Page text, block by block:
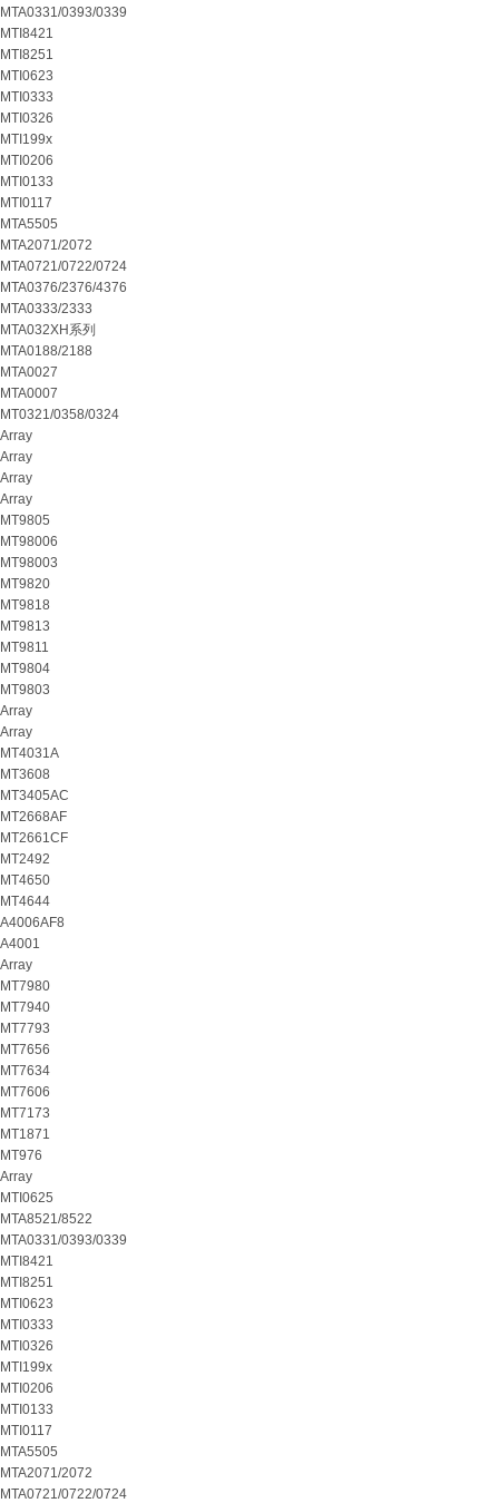
MTA0331/0393/0339
MTI8421
MTI8251
MTI0623
MTI0333
MTI0326
MTI199x
MTI0206
MTI0133
MTI0117
MTA5505
MTA2071/2072
MTA0721/0722/0724
MTA0376/2376/4376
MTA0333/2333
MTA032XH系列
MTA0188/2188
MTA0027
MTA0007
MT0321/0358/0324
Array
Array
Array
Array
MT9805
MT98006
MT98003
MT9820
MT9818
MT9813
MT9811
MT9804
MT9803
Array
Array
MT4031A
MT3608
MT3405AC
MT2668AF
MT2661CF
MT2492
MT4650
MT4644
A4006AF8
A4001
Array
MT7980
MT7940
MT7793
MT7656
MT7634
MT7606
MT7173
MT1871
MT976
Array
MTI0625
MTA8521/8522
MTA0331/0393/0339
MTI8421
MTI8251
MTI0623
MTI0333
MTI0326
MTI199x
MTI0206
MTI0133
MTI0117
MTA5505
MTA2071/2072
MTA0721/0722/0724